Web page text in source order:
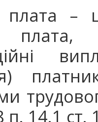
плата –
плата,
п. 14.1 ст.